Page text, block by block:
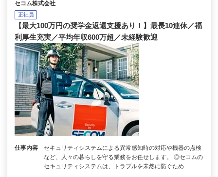
セコム株式会社
正社員
【最大100万円の奨学金返還支援あり！】最長10連休／福
利厚生充実／平均年収600万超／未経験歓迎
仕事内容
セキュリティシステムによる異常感知時の対応や機器の点検
など、人々の暮らしを守る業務をお任せします。 ◎セコムの
セキュリティシステムは、トラブルを未然に防ぐため…